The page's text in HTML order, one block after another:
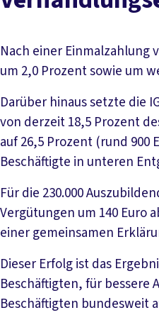
Nach einer Einmalzahlung
um 2,0 Prozent sowie um
Darüber hinaus setzte die
von derzeit 18,5 Prozent
auf 26,5 Prozent (rund 900
Beschäftigte in unteren
Für die 230.000
Vergütungen um 140 Euro
einer gemeinsamen
Dieser Erfolg ist das
Beschäftigten, für bessere
Beschäftigten bundesweit